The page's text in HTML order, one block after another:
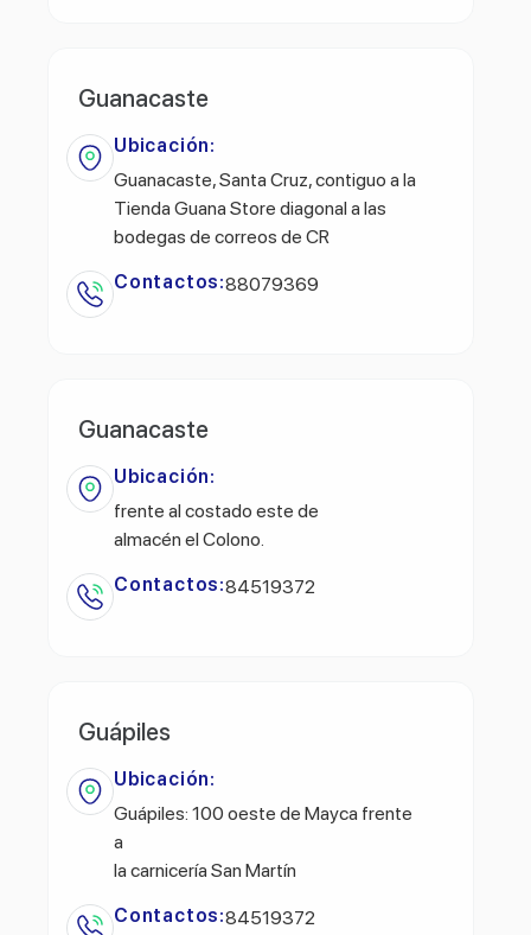
Guanacaste
Ubicación:
Guanacaste, Santa Cruz, contiguo a la
Tienda Guana Store diagonal a las
bodegas de correos de CR
Contactos:88079369
Guanacaste
Ubicación:
frente al costado este de
almacén el Colono.
Contactos:84519372
Guápiles
Ubicación:
Guápiles: 100 oeste de Mayca frente
a
la carnicería San Martín
Contactos:84519372